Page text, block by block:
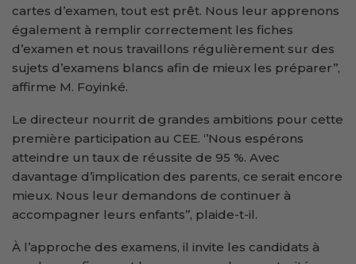
cartes d’examen, tout est prêt. Nous leur apprenons
également à remplir correctement les fiches
d’examen et nous travaillons régulièrement sur des
sujets d’examens blancs afin de mieux les préparer’’,
affirme M. Foyinké.
Le directeur nourrit de grandes ambitions pour cette
première participation au CEE. ‘’Nous espérons
atteindre un taux de réussite de 95 %. Avec
davantage d’implication des parents, ce serait encore
mieux. Nous leur demandons de continuer à
accompagner leurs enfants’’, plaide-t-il.
À l’approche des examens, il invite les candidats à